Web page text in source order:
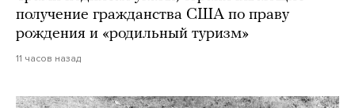
получение гражданства США по праву
рождения и «родильный туризм»
11 часов назад